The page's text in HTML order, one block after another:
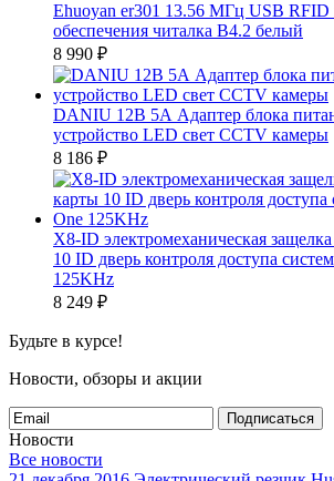
Ehuoyan er301 13.56 МГц USB RFID
обеспечения читалка В4.2 белый
8 990 ₽
DANIU 12В 5А Адаптер блока
устройство LED свет CCTV камеры
8 186 ₽
X8-ID электромеханическая
10 ID дверь контроля доступа
125KHz
8 249 ₽
Будьте в курсе!
Новости, обзоры и акции
Подписаться
Новости
Все новости